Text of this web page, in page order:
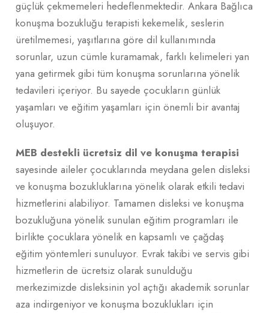
güçlük çekmemeleri hedeflenmektedir. Ankara Bağlıca
konuşma bozukluğu terapisti kekemelik, seslerin
üretilmemesi, yaşıtlarına göre dil kullanımında
sorunlar, uzun cümle kuramamak, farklı kelimeleri yan
yana getirmek gibi tüm konuşma sorunlarına yönelik
tedavileri içeriyor. Bu sayede çocukların günlük
yaşamları ve eğitim yaşamları için önemli bir avantaj
oluşuyor.
MEB destekli ücretsiz dil ve konuşma terapisi
sayesinde aileler çocuklarında meydana gelen disleksi
ve konuşma bozukluklarına yönelik olarak etkili tedavi
hizmetlerini alabiliyor. Tamamen disleksi ve konuşma
bozukluğuna yönelik sunulan eğitim programları ile
birlikte çocuklara yönelik en kapsamlı ve çağdaş
eğitim yöntemleri sunuluyor. Evrak takibi ve servis gibi
hizmetlerin de ücretsiz olarak sunulduğu
merkezimizde disleksinin yol açtığı akademik sorunlar
aza indirgeniyor ve konuşma bozuklukları için